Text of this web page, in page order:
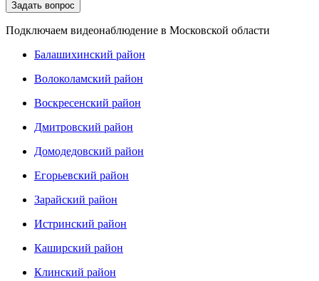
Подключаем видеонаблюдение в Московской области
Балашихинский район
Волоколамский район
Воскресенский район
Дмитровский район
Домодедовский район
Егорьевский район
Зарайский район
Истринский район
Каширский район
Клинский район